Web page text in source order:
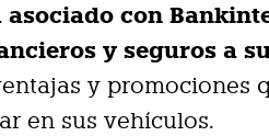
asociado con
y seguros a
y promociones
en sus vehículos.